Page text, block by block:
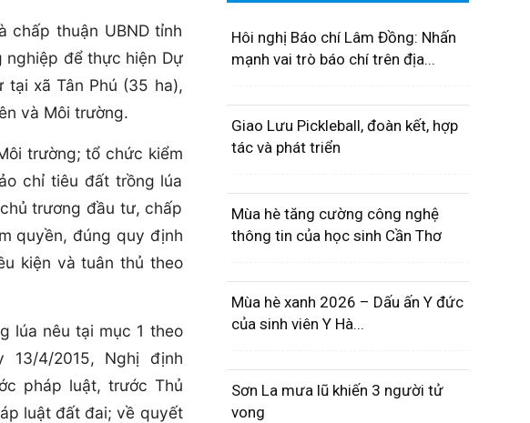
chấp thuận UBND tỉnh
để thực hiện Dự
tại xã Tân Phú (35 ha),
và Môi trường.
trường; tổ chức kiểm
chỉ tiêu đất trồng lúa
trương đầu tư, chấp
quyền, đúng quy định
kiện và tuân thủ theo
lúa nêu tại mục 1 theo
13/4/2015, Nghị định
pháp luật, trước Thủ
luật đất đai; về quyết
Hôi nghị Báo chí Lâm Đồng: Nhấn
mạnh vai trò báo chí trên địa...
Giao Lưu Pickleball, đoàn kết, hợp
tác và phát triển
Mùa hè tăng cường công nghệ
thông tin của học sinh Cần Thơ
Mùa hè xanh 2026 – Dấu ấn Y đức
của sinh viên Y Hà...
Sơn La mưa lũ khiến 3 người tử
vong